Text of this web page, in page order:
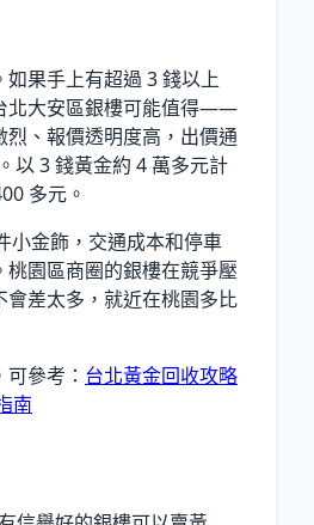
果手上有超過 3 錢以上
北大安區銀樓可能值得——
烈、報價透明度高，出價通
以 3 錢黃金約 4 萬多元計
多元。
小金飾，交通成本和停車
桃園區商圈的銀樓在競爭壓
會差太多，就近在桃園多比
參考： 台北黃金回收攻略
南